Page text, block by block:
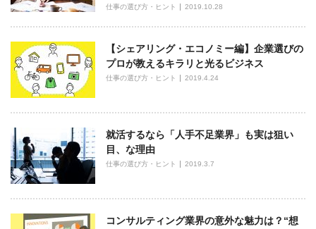
仕事の選び方・ヒント 2019.10.28
【シェアリング・エコノミー編】企業選びの
プロが教えるキラリと光るビジネス
仕事の選び方・ヒント 2019.4.24
就活するなら「人手不足業界」も実は狙い
目、な理由
仕事の選び方・ヒント 2019.3.7
コンサルティング業界の意外な魅力は？“想